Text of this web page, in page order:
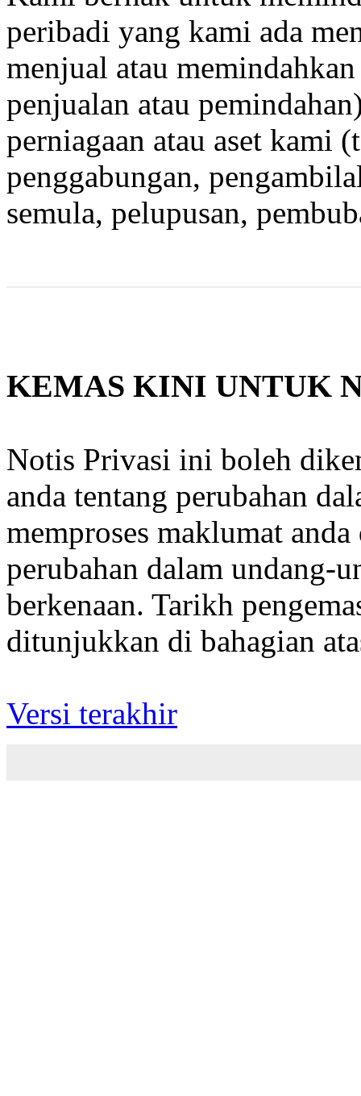
peribadi yang kami ada
menjual atau
penjualan atau
perniagaan atau aset kami
penggabungan,
semula, pelupusan,
KEMAS KINI UNTUK
Notis Privasi ini boleh
anda tentang perubahan
memproses maklumat
perubahan dalam undang-
berkenaan. Tarikh
ditunjukkan di bahagian
Versi terakhir